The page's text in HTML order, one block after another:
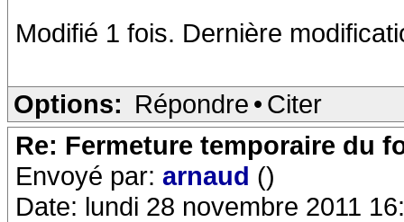
Modifié 1 fois. Dernière
Options: Répondre • Citer
Re: Fermeture temporaire du
Envoyé par: arnaud ()
Date: lundi 28 novembre 2011